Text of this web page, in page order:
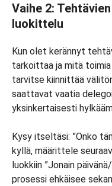
Vaihe 2:
luokittelu
Kun olet kerännyt
tarkoittaa ja mitä
tarvitse kiinnittää
saattavat vaatia
yksinkertaisesti
Kysy itseltäsi: ”Onko
kyllä, määrittele
luokkiin ”Jonain
prosessi ehkäisee